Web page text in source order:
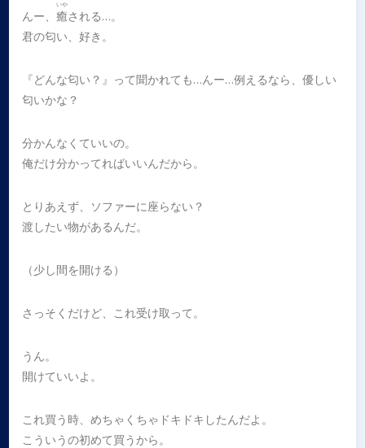
んー、癒
いや
される…。
君の匂い、好き。
『どんな匂い？』って聞かれても…んー…例えるなら、優しい
匂いかな？
分かんなくていいの。
俺だけ分かってればいいんだから。
とりあえず、ソファーに座らない？
渡したい物があるんだ。
（少し間を開ける）
さっそくだけど、これ受け取って。
うん。
開けていいよ。
これ買う時、めちゃくちゃドキドキしたんだよ。
こういうの初めて買うから。